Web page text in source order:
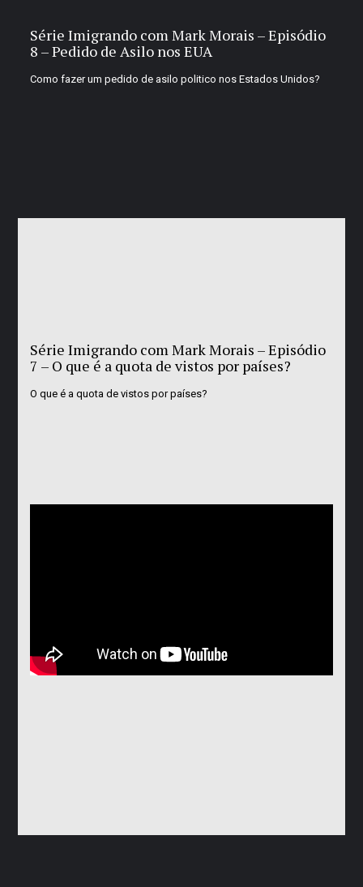
Série Imigrando com Mark Morais – Episódio
8 – Pedido de Asilo nos EUA
Como fazer um pedido de asilo politico nos Estados Unidos?
Série Imigrando com Mark Morais – Episódio
7 – O que é a quota de vistos por países?
O que é a quota de vistos por países?